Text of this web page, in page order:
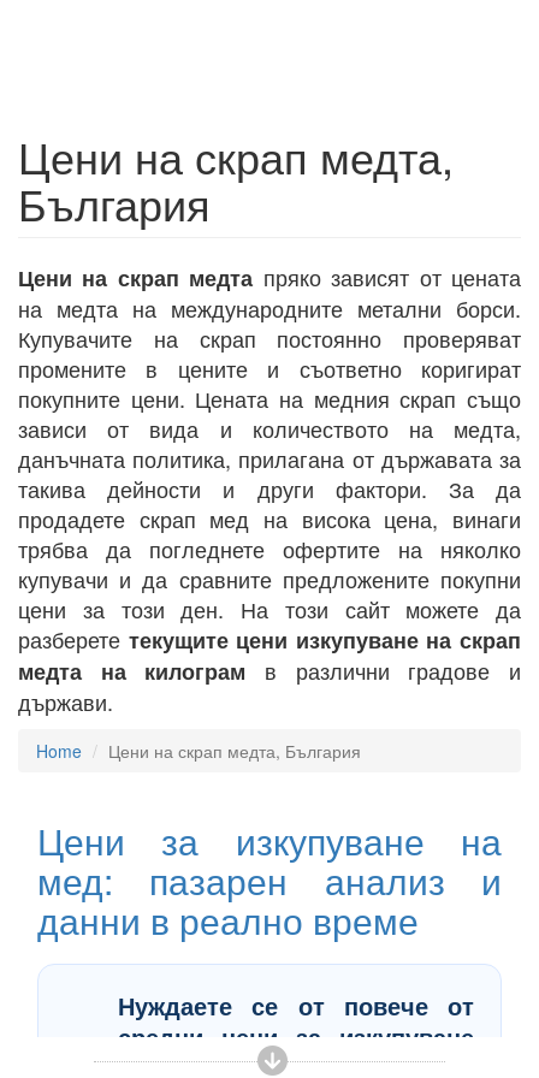
Цени на скрап медта,
България
Цени на скрап медта пряко зависят от цената
на медта на международните метални борси.
Купувачите на скрап постоянно проверяват
промените в цените и съответно коригират
покупните цени. Цената на медния скрап също
зависи от вида и количеството на медта,
данъчната политика, прилагана от държавата за
такива дейности и други фактори. За да
продадете скрап мед на висока цена, винаги
трябва да погледнете офертите на няколко
купувачи и да сравните предложените покупни
цени за този ден. На този сайт можете да
разберете текущите цени изкупуване на скрап
медта на килограм в различни градове и
държави.
Home Цени на скрап медта, България
Цени за изкупуване на
мед: пазарен анализ и
данни в реално време
PRO
Нуждаете се от повече от
средни цени за изкупуване
на мед?